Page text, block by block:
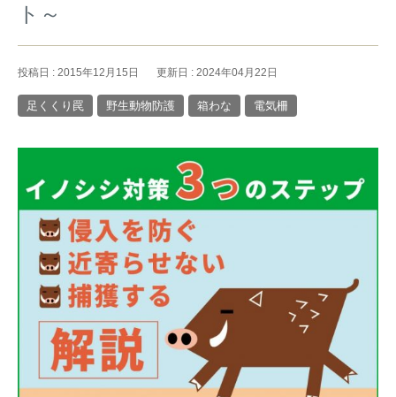
▼過去の記事
【イノシシの止め刺し】補て
い具（保定具）を使って安全
に止め刺しを行う方法
トレイルカメラ設置方法を工
夫して「空うち」を減らす～
失敗する設置例もご紹介～
ト～
投稿日 : 2015年12月15日 更新日 : 2024年04月22日
足くくり罠 野生動物防護 箱わな 電気柵